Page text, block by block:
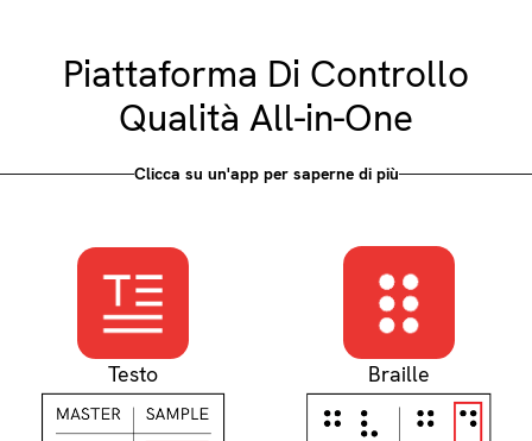
Piattaforma Di Controllo
Qualità All-in-One
Clicca su un'app per saperne di più
Testo Braille